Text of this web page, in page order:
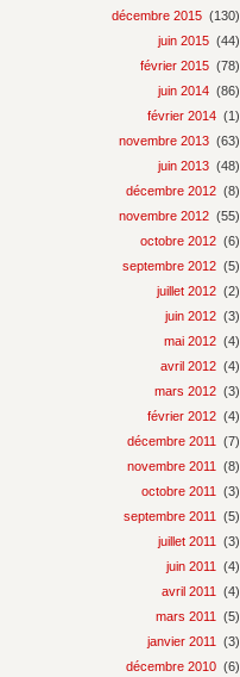
décembre 2015 (130)
juin 2015 (44)
février 2015 (78)
juin 2014 (86)
février 2014 (1)
novembre 2013 (63)
juin 2013 (48)
décembre 2012 (8)
novembre 2012 (55)
octobre 2012 (6)
septembre 2012 (5)
juillet 2012 (2)
juin 2012 (3)
mai 2012 (4)
avril 2012 (4)
mars 2012 (3)
février 2012 (4)
décembre 2011
(7)
novembre 2011
(8)
octobre 2011
(3)
septembre 2011
(5)
juillet 2011
(3)
juin 2011
(4)
avril 2011
(4)
mars 2011
(5)
janvier 2011
(3)
décembre 2010 (6)